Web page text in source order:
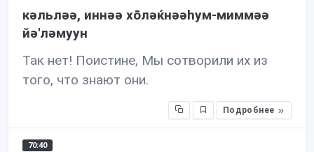
кəльлəə, иннəə хōлəќнəəhум-миммəə
йə'лəмуун
Так нет! Поистине, Мы сотворили их из
того, что знают они.
Подробнее
70:40